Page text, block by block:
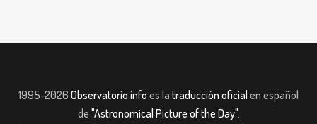
1995-2026 Observatorio.info es la traducción oficial en español
de "Astronomical Picture of the Day".